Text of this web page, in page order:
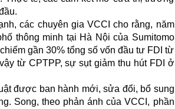
các chuyên gia VCCI cho rằng, năm
thông minh tại Hà Nội của Sumitomo
gần 30% tổng số vốn đầu tư FDI từ
từ CPTPP, sự sụt giảm thu hút FDI ở
được ban hành mới, sửa đổi, bổ sung
Song, theo phản ánh của VCCI, phần